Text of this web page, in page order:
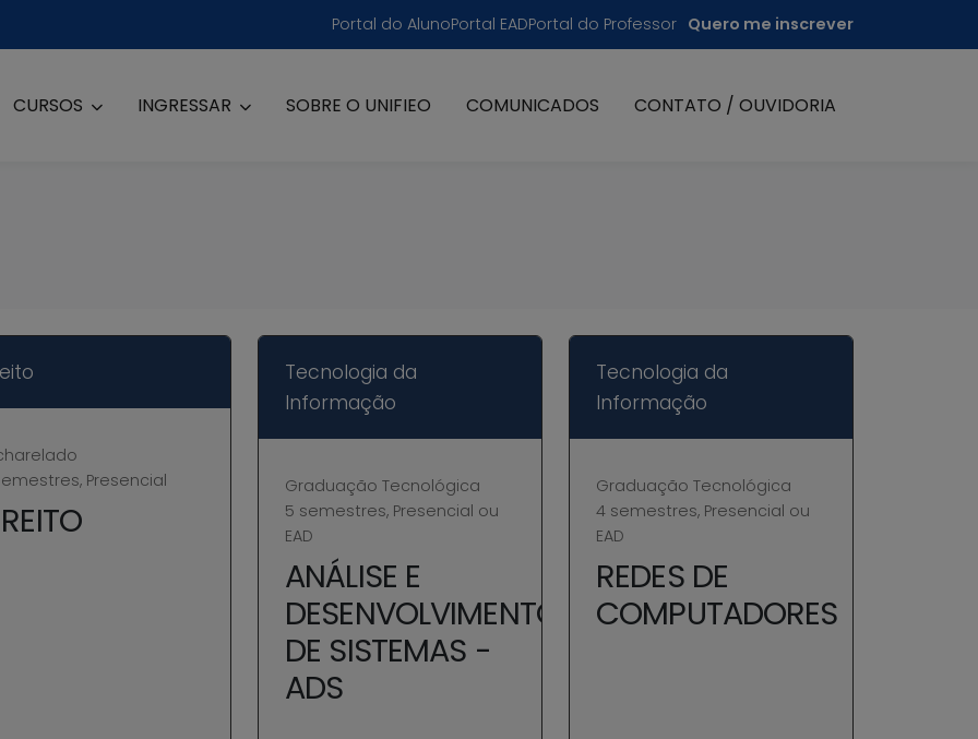
Portal do AlunoPortal EADPortal do Professor Quero me inscrever
CURSOS INGRESSAR SOBRE O UNIFIEO COMUNICADOS CONTATO / OUVIDORIA
Presencial
Tecnologia da
Informação
Graduação Tecnológica
5 semestres, Presencial ou
EAD
ANÁLISE E
DESENVOLVIMENTO
DE SISTEMAS -
ADS
Tecnologia da
Informação
Graduação Tecnológica
4 semestres, Presencial ou
EAD
REDES DE
COMPUTADORES